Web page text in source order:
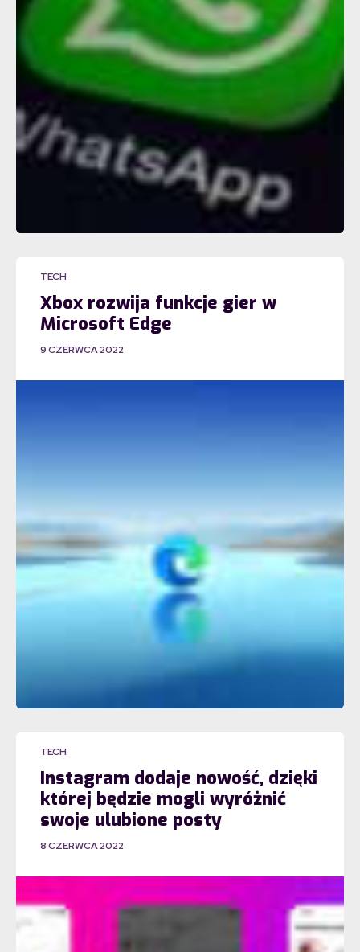
TECH
Xbox rozwija funkcje gier w
Microsoft Edge
9 CZERWCA 2022
TECH
Instagram dodaje nowość, dzięki
której będzie mogli wyróżnić
swoje ulubione posty
8 CZERWCA 2022